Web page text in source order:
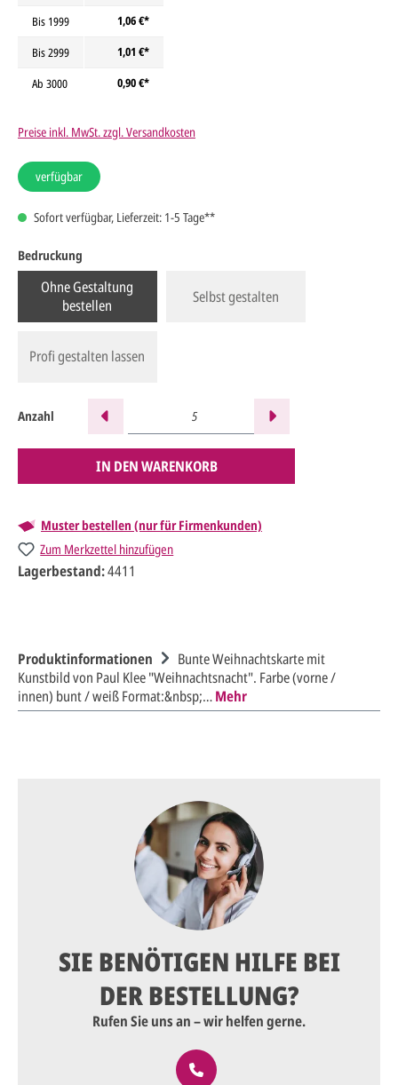
Bis 1999
1,06 €*
Bis2999
1,01 €*
Ab 3000 0,90 €*
Preise inkl. MwSt. zzgl. Versandkosten
verfügbar
Sofort verfügbar, Lieferzeit: 1-5 Tage**
Bedruckung
Ohne Gestaltung
bestellen
Selbst gestalten
Profi gestalten lassen
Anzahl
IN DEN WARENKORB
Muster bestellen (nur für Firmenkunden)
Zum Merkzettel hinzufügen
Lagerbestand:4411
Produktinformationen
Bunte Weihnachtskarte mit
Kunstbild von Paul Klee "Weihnachtsnacht". Farbe (vorne /
innen) bunt / weiß Format:&nbsp;…Mehr
SIE BENÖTIGEN HILFE BEI
DER BESTELLUNG?
Rufen Sie uns an – wir helfen gerne.